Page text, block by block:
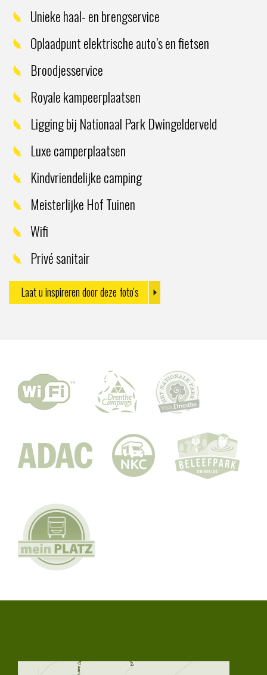
Unieke haal- en brengservice
Oplaadpunt elektrische auto’s en fietsen
Broodjesservice
Royale kampeerplaatsen
Ligging bij Nationaal Park Dwingelderveld
Luxe camperplaatsen
Kindvriendelijke camping
Meisterlijke Hof Tuinen
Wifi
Privé sanitair
Laat u inspireren door deze foto's